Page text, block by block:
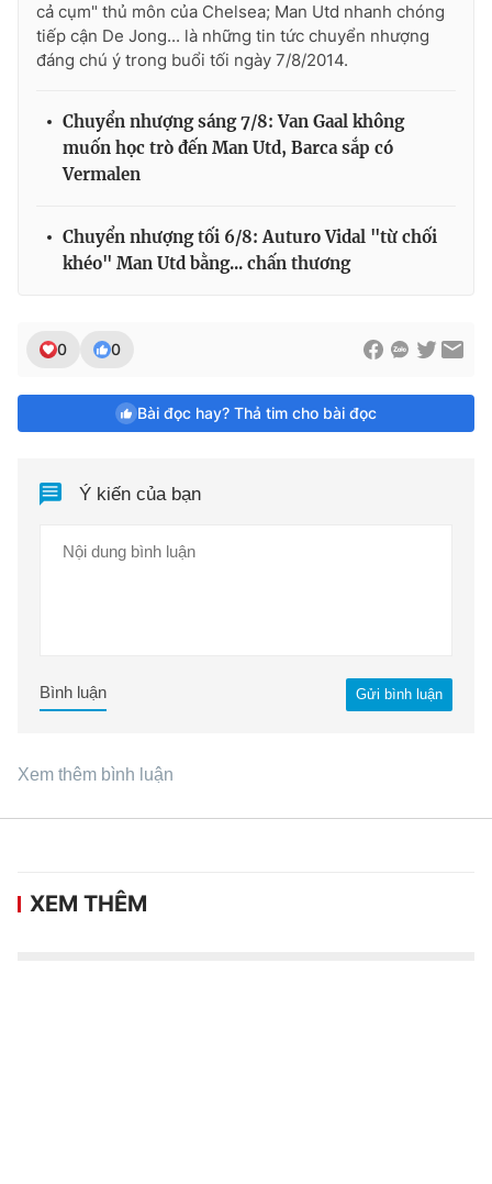
cả cụm" thủ môn của Chelsea; Man Utd nhanh chóng
tiếp cận De Jong... là những tin tức chuyển nhượng
đáng chú ý trong buổi tối ngày 7/8/2014.
Chuyển nhượng sáng 7/8: Van Gaal không
muốn học trò đến Man Utd, Barca sắp có
Vermalen
Chuyển nhượng tối 6/8: Auturo Vidal "từ chối
khéo" Man Utd bằng... chấn thương
0 0
Bài đọc hay? Thả tim cho bài đọc
Ý kiến của bạn
Gửi bình luận
Bình luận
Xem thêm bình luận
XEM THÊM